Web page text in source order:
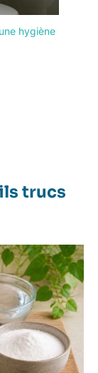
hygiène
trucs